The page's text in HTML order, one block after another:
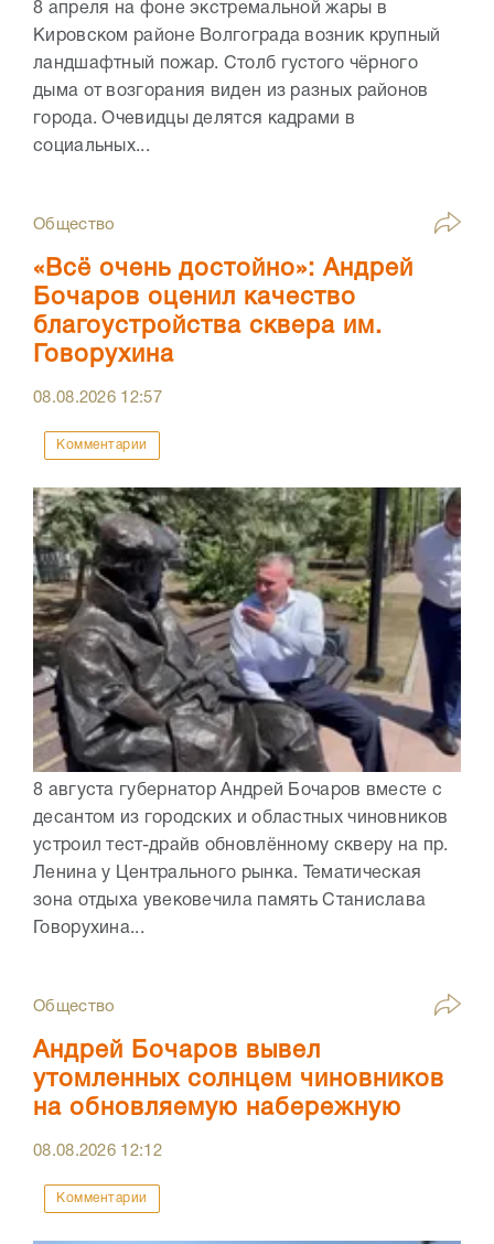
8 апреля на фоне экстремальной жары в
Кировском районе Волгограда возник крупный
ландшафтный пожар. Столб густого чёрного
дыма от возгорания виден из разных районов
города. Очевидцы делятся кадрами в
социальных...
Общество
«Всё очень достойно»: Андрей
Бочаров оценил качество
благоустройства сквера им.
Говорухина
08.08.2026 12:57
Комментарии
8 августа губернатор Андрей Бочаров вместе с
десантом из городских и областных чиновников
устроил тест-драйв обновлённому скверу на пр.
Ленина у Центрального рынка. Тематическая
зона отдыха увековечила память Станислава
Говорухина...
Общество
Андрей Бочаров вывел
утомленных солнцем чиновников
на обновляемую набережную
08.08.2026 12:12
Комментарии